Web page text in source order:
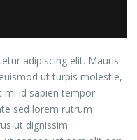
adipiscing elit. Mauris
ut turpis molestie,
mi id sapien tempor
sed lorem rutrum
ut dignissim